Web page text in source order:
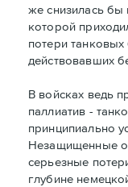
же снизилась бы
которой
потери танковых
действовавших
В войсках ведь
паллиатив -
принципиально
Незащищенные
серьезные
глубине